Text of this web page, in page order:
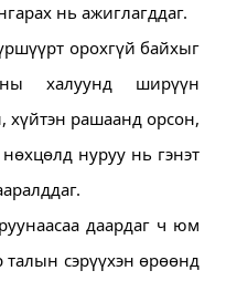
нь ажиглагддаг.
орохгүй байхыг
халуунд ширүүн
хүйтэн рашаанд орсон,
нуруу нь гэнэт
даардаг ч юм
сэрүүхэн өрөөнд